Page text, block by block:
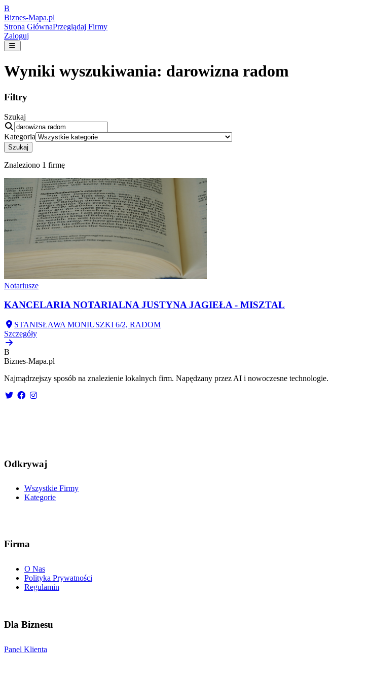
B
Biznes-Mapa.pl
Strona GłównaPrzeglądaj Firmy
Zaloguj
Wyniki wyszukiwania: darowizna radom
Filtry
Szukaj
Kategoria
Szukaj
Znaleziono 1 firmę
Notariusze
KANCELARIA NOTARIALNA JUSTYNA JAGIEŁA - MISZTAL
STANISŁAWA MONIUSZKI 6/2, RADOM
Szczegóły
B
Biznes-Mapa.pl
Najmądrzejszy sposób na znalezienie lokalnych firm. Napędzany przez AI i nowoczesne technologie.
Odkrywaj
Wszystkie Firmy
Kategorie
Firma
O Nas
Polityka Prywatności
Regulamin
Dla Biznesu
Panel Klienta